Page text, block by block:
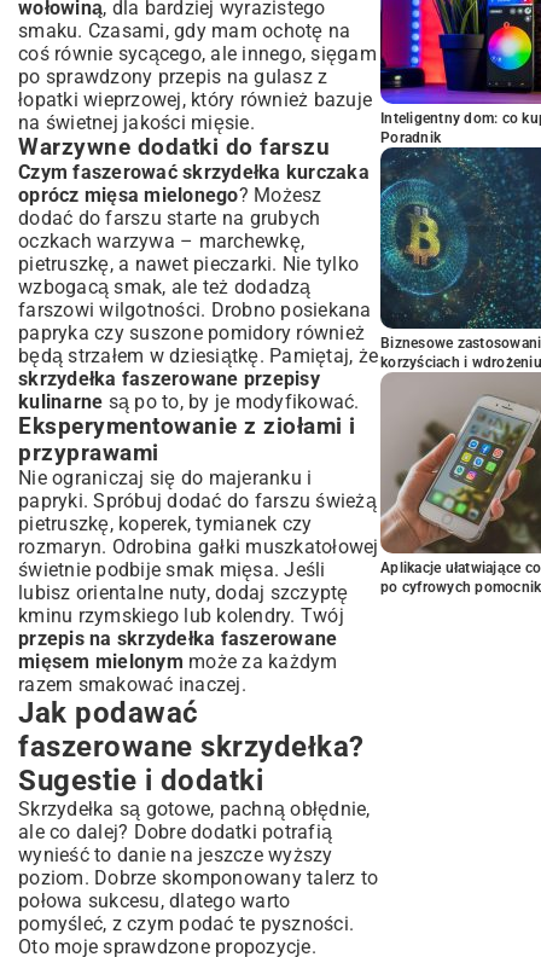
wołowiną, dla bardziej wyrazistego
smaku. Czasami, gdy mam ochotę na
coś równie sycącego, ale innego, sięgam
po sprawdzony przepis na gulasz z
łopatki wieprzowej, który również bazuje
na świetnej jakości mięsie.
Warzywne dodatki do farszu
Czym faszerować skrzydełka kurczaka
oprócz mięsa mielonego? Możesz
dodać do farszu starte na grubych
oczkach warzywa – marchewkę,
pietruszkę, a nawet pieczarki. Nie tylko
wzbogacą smak, ale też dodadzą
farszowi wilgotności. Drobno posiekana
papryka czy suszone pomidory również
będą strzałem w dziesiątkę. Pamiętaj, że
skrzydełka faszerowane przepisy
kulinarne są po to, by je modyfikować.
Eksperymentowanie z ziołami i
przyprawami
Nie ograniczaj się do majeranku i
papryki. Spróbuj dodać do farszu świeżą
pietruszkę, koperek, tymianek czy
rozmaryn. Odrobina gałki muszkatołowej
świetnie podbije smak mięsa. Jeśli
lubisz orientalne nuty, dodaj szczyptę
kminu rzymskiego lub kolendry. Twój
przepis na skrzydełka faszerowane
mięsem mielonym może za każdym
razem smakować inaczej.
Jak podawać
faszerowane skrzydełka?
Sugestie i dodatki
Skrzydełka są gotowe, pachną obłędnie,
ale co dalej? Dobre dodatki potrafią
wynieść to danie na jeszcze wyższy
poziom. Dobrze skomponowany talerz to
połowa sukcesu, dlatego warto
pomyśleć, z czym podać te pyszności.
Oto moje sprawdzone propozycje.
Inteligentny dom: co
Poradnik
Biznesowe
korzyściach i wdrożeniu
Aplikacje ułatwiające
po cyfrowych